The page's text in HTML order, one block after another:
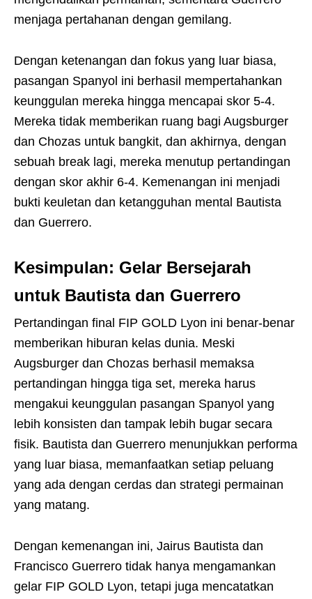
menjaga pertahanan dengan gemilang.
Dengan ketenangan dan fokus yang luar biasa,
pasangan Spanyol ini berhasil mempertahankan
keunggulan mereka hingga mencapai skor 5-4.
Mereka tidak memberikan ruang bagi Augsburger
dan Chozas untuk bangkit, dan akhirnya, dengan
sebuah break lagi, mereka menutup pertandingan
dengan skor akhir 6-4. Kemenangan ini menjadi
bukti keuletan dan ketangguhan mental Bautista
dan Guerrero.
Kesimpulan: Gelar Bersejarah
untuk Bautista dan Guerrero
Pertandingan final FIP GOLD Lyon ini benar-benar
memberikan hiburan kelas dunia. Meski
Augsburger dan Chozas berhasil memaksa
pertandingan hingga tiga set, mereka harus
mengakui keunggulan pasangan Spanyol yang
lebih konsisten dan tampak lebih bugar secara
fisik. Bautista dan Guerrero menunjukkan performa
yang luar biasa, memanfaatkan setiap peluang
yang ada dengan cerdas dan strategi permainan
yang matang.
Dengan kemenangan ini, Jairus Bautista dan
Francisco Guerrero tidak hanya mengamankan
gelar FIP GOLD Lyon, tetapi juga mencatatkan